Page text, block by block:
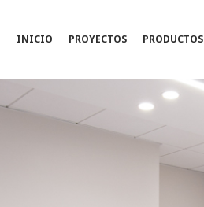
INICIO PROYECTOS PRODUCTOS